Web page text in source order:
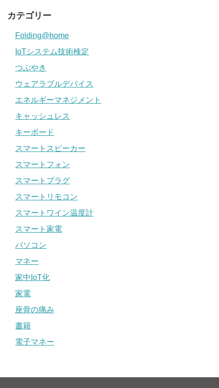
カテゴリー
Folding@home
IoTシステム技術検定
つぶやき
ウェアラブルデバイス
エネルギーマネジメント
キャッシュレス
キーボード
スマートスピーカー
スマートフォン
スマートプラグ
スマートリモコン
スマートワイン温度計
スマート家電
パソコン
マネー
家中IoT化
家電
座骨の痛み
書籍
電子マネー